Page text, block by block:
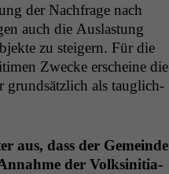
der Nach­frage nach
auch die Aus­las­tung
zu steigern. Für die
Zwecke erscheine die
grund­sät­zlich als tauglich­
aus, dass der Gemeinde
der Volksini­tia­